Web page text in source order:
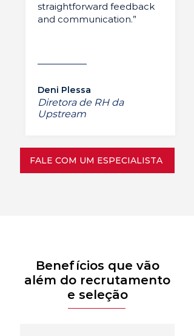
straightforward feedback
and communication.”
Deni Plessa
Diretora de RH da
Upstream
FALE COM UM ESPECIALISTA
Benefícios que vão
além do recrutamento
e seleção